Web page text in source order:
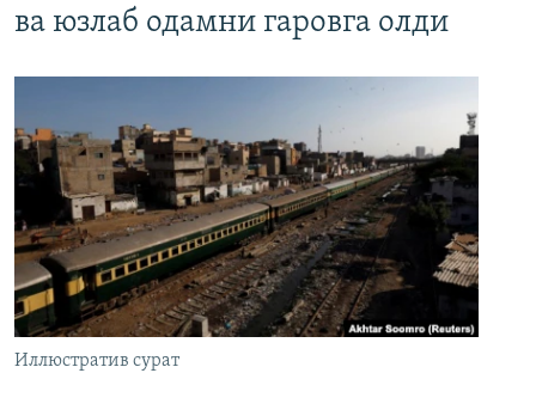
ва юзлаб одамни гаровга олди
Иллюстратив сурат